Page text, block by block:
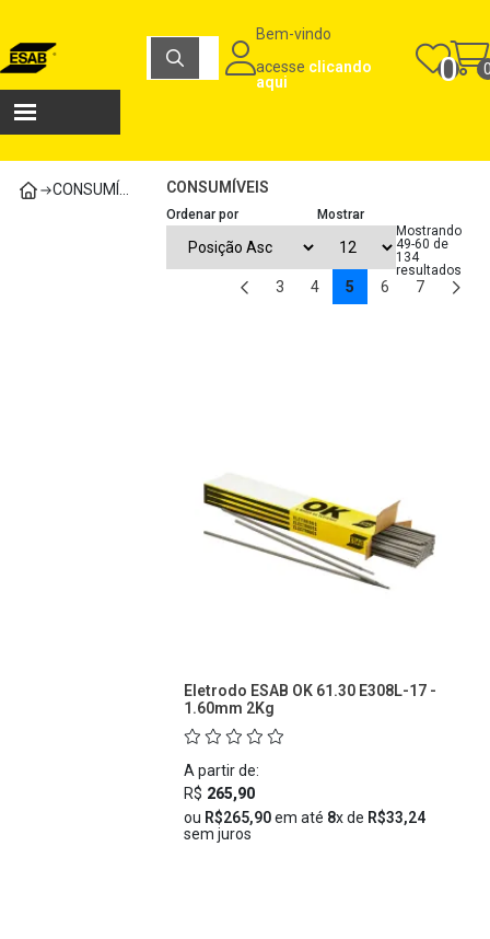
Máquinas e Consumíveis para Soldagem e Corte | Loja ESAB
Bem-vindo
acesse clicando
aqui
0
CONSUMÍVEIS
Ordenar por
Mostrando
49-60 de
134
resultados
Mostrar
Página: 3 4 5 6 7
Eletrodo ESAB OK 61.30 E308L-17 -
1.60mm 2Kg
A partir de:
R$ 265,90
ou R$265,90em até 8x de R$33,24
sem juros
Total
R$ 0,00